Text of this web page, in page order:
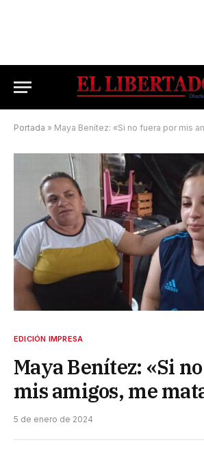
Portada » Maya Benítez: «Si no fuera por mis
EDICIÓN IMPRESA
Maya Benítez: «Si
mis amigos, me
5 de enero de 2024